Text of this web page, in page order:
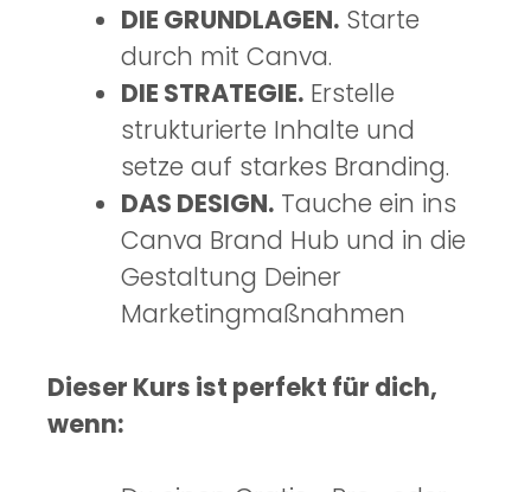
DIE GRUNDLAGEN. Starte
durch mit Canva.
DIE STRATEGIE. Erstelle
strukturierte Inhalte und
setze auf starkes Branding.
DAS DESIGN. Tauche ein ins
Canva Brand Hub und in die
Gestaltung Deiner
Marketingmaßnahmen
Dieser Kurs ist perfekt für dich,
wenn: